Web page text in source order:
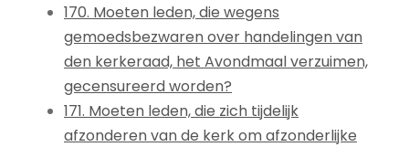
170. Moeten leden, die wegens
gemoedsbezwaren over handelingen van
den kerkeraad, het Avondmaal verzuimen,
gecensureerd worden?
171. Moeten leden, die zich tijdelijk
afzonderen van de kerk om afzonderlijke